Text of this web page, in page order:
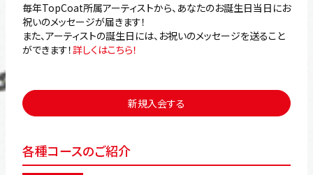
毎年TopCoat所属アーティストから、あなたのお誕生日当日にお
祝いのメッセージが届きます！
また、アーティストの誕生日には、お祝いのメッセージを送ること
ができます！詳しくはこちら！
新規入会する
各種コースのご紹介